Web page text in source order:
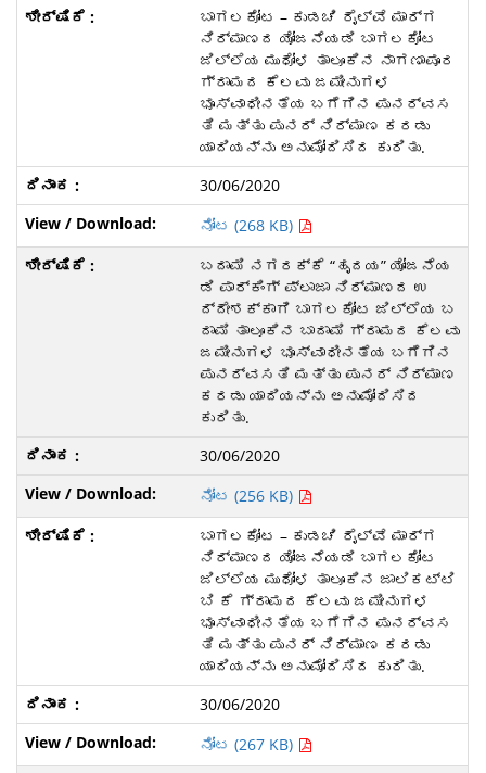
ಬಾಗಲಕೋಟ – ಕುಡಚಿ ರೈಲ್ವೆ ಮಾರ್ಗ
ನಿರ್ಮಾಣದ ಯೋಜನೆಯಡಿ ಬಾಗಲಕೋಟ
ಜಿಲ್ಲೆಯ ಮುಧೋಳ ತಾಲೂಕಿನ ನಾಗಣಾಪೂರ
ಗ್ರಾಮದ ಕೆಲವು ಜಮೀನುಗಳ
ಭೂಸ್ವಾಧೀನತೆಯ ಬಗೆಗಿನ ಪುನರ್ವಸ
ತಿ ಮತ್ತು ಪುನರ್ ನಿರ್ಮಾಣ ಕರಡು
ಯಾದಿಯನ್ನು ಅನುಮೋದಿಸಿದ ಕುರಿತು.
30/06/2020
ನೋಟ (268 KB)
ಬದಾಮಿ ನಗರಕ್ಕೆ “ಹೃದಯ” ಯೋಜನೆಯ
ಡಿ ಪಾರ್ಕಿಂಗ್ ಪ್ಲಾಜಾ ನಿರ್ಮಾಣದ ಉ
ದ್ದೇಶಕ್ಕಾಗಿ ಬಾಗಲಕೋಟ ಜಿಲ್ಲೆಯ ಬ
ದಾಮಿ ತಾಲೂಕಿನ ಬಾದಾಮಿ ಗ್ರಾಮದ ಕೆಲವು
ಜಮೀನುಗಳ ಭೂಸ್ವಾಧೀನತೆಯ ಬಗೆಗಿನ
ಪುನರ್ವಸತಿ ಮತ್ತು ಪುನರ್ ನಿರ್ಮಾಣ
ಕರಡು ಯಾದಿಯನ್ನು ಅನುಮೋದಿಸಿದ
ಕುರಿತು.
30/06/2020
ನೋಟ (256 KB)
ಬಾಗಲಕೋಟ – ಕುಡಚಿ ರೈಲ್ವೆ ಮಾರ್ಗ
ನಿರ್ಮಾಣದ ಯೋಜನೆಯಡಿ ಬಾಗಲಕೋಟ
ಜಿಲ್ಲೆಯ ಮುಧೋಳ ತಾಲೂಕಿನ ಜಾಲಿಕಟ್ಟಿ
ಬಿ ಕೆ ಗ್ರಾಮದ ಕೆಲವು ಜಮೀನುಗಳ
ಭೂಸ್ವಾಧೀನತೆಯ ಬಗೆಗಿನ ಪುನರ್ವಸ
ತಿ ಮತ್ತು ಪುನರ್ ನಿರ್ಮಾಣ ಕರಡು
ಯಾದಿಯನ್ನು ಅನುಮೋದಿಸಿದ ಕುರಿತು.
30/06/2020
ನೋಟ (267 KB)